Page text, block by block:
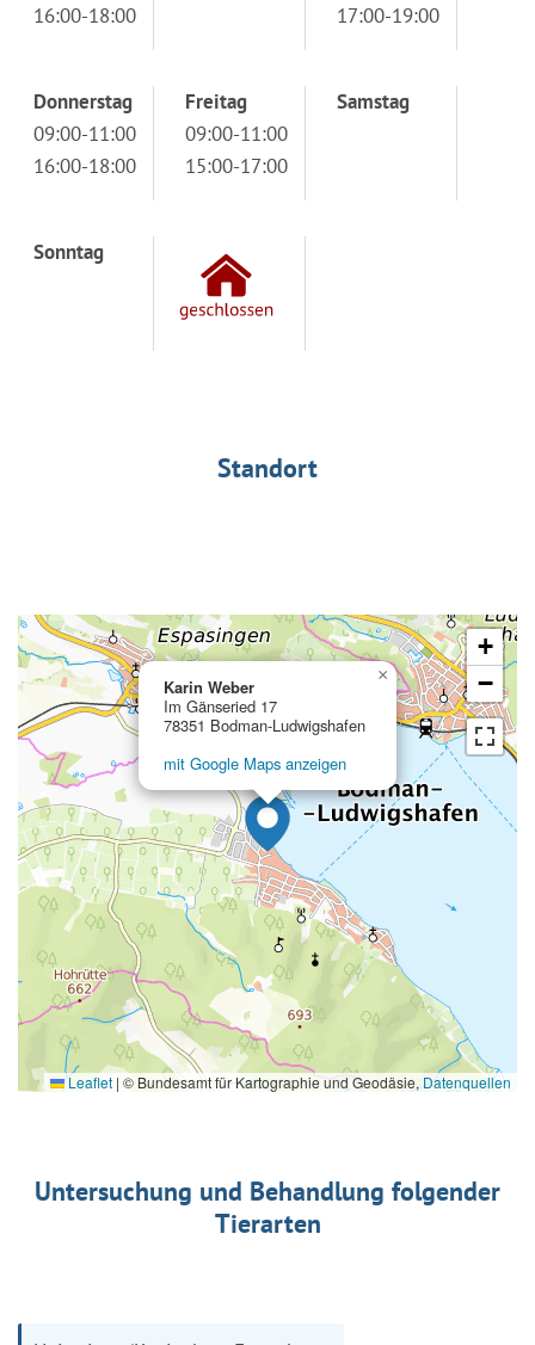
16:00-18:00
17:00-19:00
Donnerstag
09:00-11:00
16:00-18:00
Freitag
09:00-11:00
15:00-17:00
Samstag
Sonntag
Standort
Karin Weber
Im Gänseried 17
78351 Bodman-Ludwigshafen
mit Google Maps anzeigen
×
+
−
Leaflet | © Bundesamt für Kartographie und Geodäsie, Datenquellen
Untersuchung und Behandlung folgender
Tierarten